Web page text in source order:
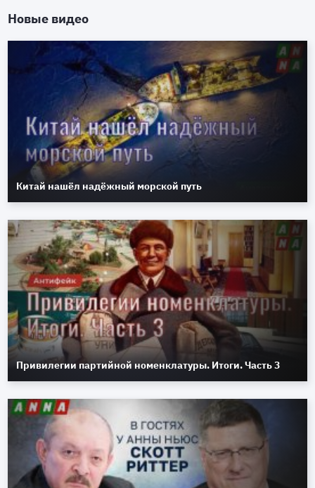
Новые видео
Китай нашёл надёжный морской путь
Привилегии партийной номенклатуры. Итоги. Часть 3